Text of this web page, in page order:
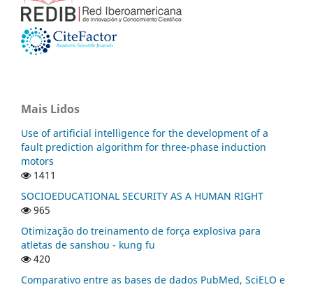
Mais Lidos
Use of artificial intelligence for the development of a
fault prediction algorithm for three-phase induction
motors
1411
SOCIOEDUCATIONAL SECURITY AS A HUMAN RIGHT
965
Otimização do treinamento de força explosiva para
atletas de sanshou - kung fu
420
Comparativo entre as bases de dados PubMed, SciELO e